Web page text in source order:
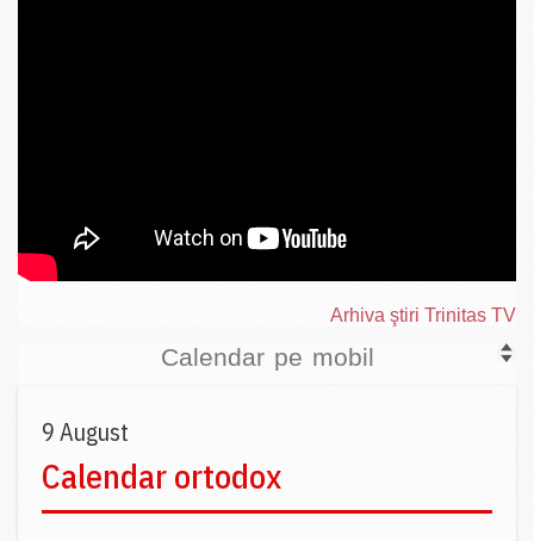
Arhiva ştiri Trinitas TV
Calendar pe mobil
9 August
Calendar ortodox